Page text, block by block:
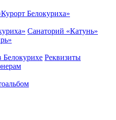
Белокуриха»
Санаторий «Катунь»
Белокурихе Реквизиты